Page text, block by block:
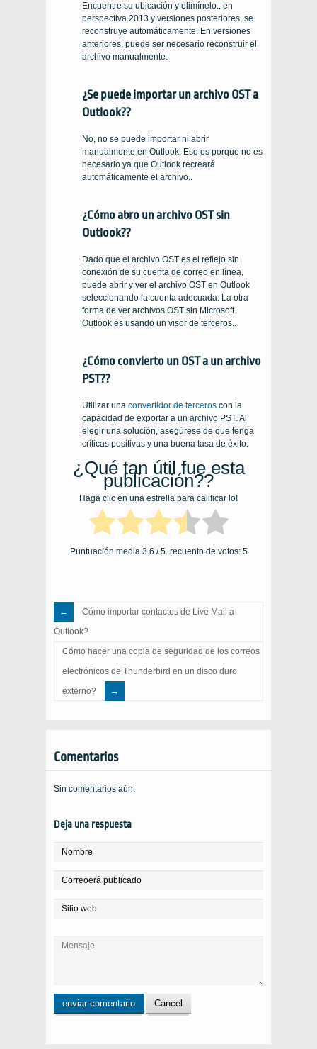
Encuentre su ubicación y elimínelo.. en
perspectiva 2013 y versiones posteriores, se
reconstruye automáticamente. En versiones
anteriores, puede ser necesario reconstruir el
archivo manualmente.
¿Se puede importar un archivo OST a
Outlook??
No, no se puede importar ni abrir
manualmente en Outlook. Eso es porque no es
necesario ya que Outlook recreará
automáticamente el archivo..
¿Cómo abro un archivo OST sin
Outlook??
Dado que el archivo OST es el reflejo sin
conexión de su cuenta de correo en línea,
puede abrir y ver el archivo OST en Outlook
seleccionando la cuenta adecuada. La otra
forma de ver archivos OST sin Microsoft
Outlook es usando un visor de terceros..
¿Cómo convierto un OST a un archivo
PST??
Utilizar una convertidor de terceros con la
capacidad de exportar a un archivo PST. Al
elegir una solución, asegúrese de que tenga
críticas positivas y una buena tasa de éxito.
¿Qué tan útil fue esta
publicación??
Haga clic en una estrella para calificar lo!
Puntuación media 3.6 / 5. recuento de votos: 5
Cómo importar contactos de Live Mail a
Outlook?
Cómo hacer una copia de seguridad de los correos
electrónicos de Thunderbird en un disco duro
externo?
Comentarios
Sin comentarios aún.
Deja una respuesta